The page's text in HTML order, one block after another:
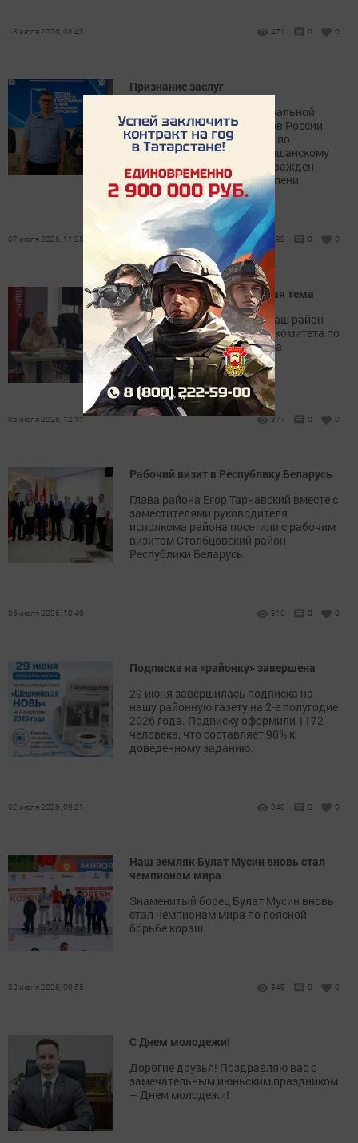
13 июля 2026, 08:43 471 0 0
Признание заслуг
Приказом директора Федеральной
службы судебных приставов России
старший судебный пристав по
Новошешминскому и Черемшанскому
районам Ильнар Адиев награжден
медалью «За службу» II степени.
07 июля 2026, 11:25 492 0 0
Сохранение истории- важная тема
В конце минувшей недели наш район
посетила председатель Госкомитета по
архивному делу РТ Гульнара
Габдрахманова.
06 июля 2026, 12:11 377 0 0
Рабочий визит в Республику Беларусь
Глава района Егор Тарнавский вместе с
заместителями руководителя
исполкома района посетили с рабочим
визитом Столбцовский район
Республики Беларусь.
06 июля 2026, 10:49 310 0 0
Подписка на «районку» завершена
29 июня завершилась подписка на
нашу районную газету на 2-е полугодие
2026 года. Подписку оформили 1172
человека, что составляет 90% к
доведенному заданию.
02 июля 2026, 09:21 348 0 0
Наш земляк Булат Мусин вновь стал
чемпионом мира
Знаменитый борец Булат Мусин вновь
стал чемпионам мира по поясной
борьбе корэш.
30 июня 2026, 09:55 348 0 0
С Днем молодежи!
Дорогие друзья! Поздравляю вас с
замечательным июньским праздником
– Днем молодежи!